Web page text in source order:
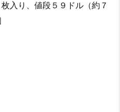
枚入り、値段５９ドル（約７